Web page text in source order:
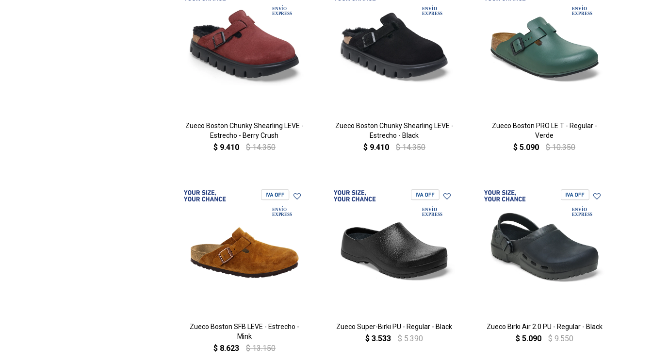
Zueco Boston Chunky Shearling LEVE -
Estrecho - Berry Crush
$ 9.410 $ 14.350
Zueco Boston Chunky Shearling LEVE -
Estrecho - Black
$ 9.410 $ 14.350
Zueco Boston PRO LE T - Regular -
Verde
$ 5.090 $ 10.350
Zueco Boston SFB LEVE - Estrecho -
Mink
$ 8.623 $ 13.150
Zueco Super-Birki PU - Regular - Black
$ 3.533 $ 5.390
Zueco Birki Air 2.0 PU - Regular - Black
$ 5.090 $ 9.550